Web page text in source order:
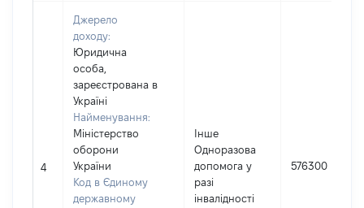
4
Джерело
доходу:
Юридична
особа,
зареєстрована в
Україні
Найменування:
Міністерство
оборони
України
Код в Єдиному
державному
Інше
Одноразова
допомога у
разі
інвалідності
576300